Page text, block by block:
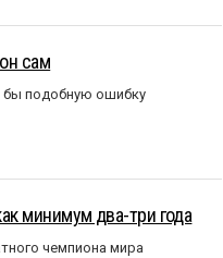
сам
бы подобную ошибку
минимум два-три года
чемпиона мира